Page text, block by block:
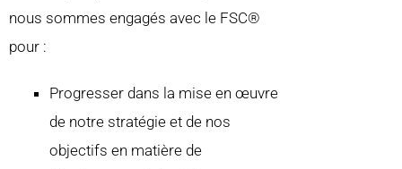
nous sommes engagés avec le FSC®️
pour :
Progresser dans la mise en œuvre
de notre stratégie et de nos
objectifs en matière de